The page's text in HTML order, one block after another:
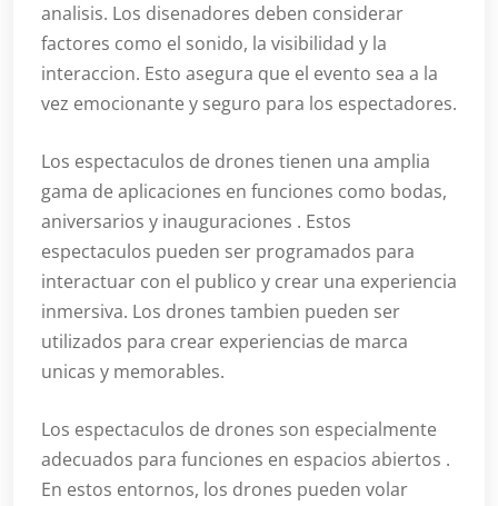
analisis. Los disenadores deben considerar
factores como el sonido, la visibilidad y la
interaccion. Esto asegura que el evento sea a la
vez emocionante y seguro para los espectadores.
Los espectaculos de drones tienen una amplia
gama de aplicaciones en funciones como bodas,
aniversarios y inauguraciones . Estos
espectaculos pueden ser programados para
interactuar con el publico y crear una experiencia
inmersiva. Los drones tambien pueden ser
utilizados para crear experiencias de marca
unicas y memorables.
Los espectaculos de drones son especialmente
adecuados para funciones en espacios abiertos .
En estos entornos, los drones pueden volar